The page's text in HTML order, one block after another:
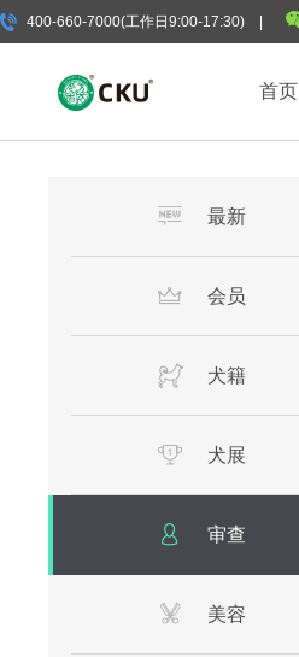
400-660-7000(工作日9:00-17:30) |
首页
最新
会员
犬籍
犬展
审查
美容